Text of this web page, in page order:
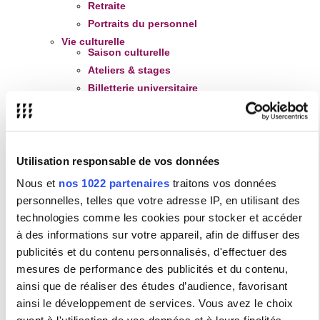
Utilisation responsable de vos données
Nous et nos 1022 partenaires traitons vos données
personnelles, telles que votre adresse IP, en utilisant des
technologies comme les cookies pour stocker et accéder
à des informations sur votre appareil, afin de diffuser des
publicités et du contenu personnalisés, d'effectuer des
mesures de performance des publicités et du contenu,
ainsi que de réaliser des études d’audience, favorisant
ainsi le développement de services. Vous avez le choix
Retraite
Portraits du personnel
Vie culturelle
Saison culturelle
Ateliers & stages
Billetterie universitaire
Vie sportive
Activités sportives
Certificat médical
Pour le personnel
Association sportive
Mission Transition écologique
Mission handicap
Vosinterlocuteurs,
contacter la Mission handicap
et les démarches d'inscription
Lesaménagements